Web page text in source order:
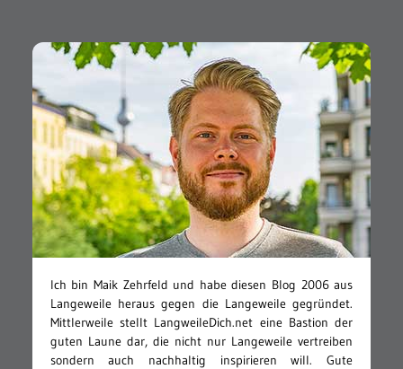
Ich bin Maik Zehrfeld und habe diesen Blog 2006 aus
Langeweile heraus gegen die Langeweile gegründet.
Mittlerweile stellt LangweileDich.net eine Bastion der
guten Laune dar, die nicht nur Langeweile vertreiben
sondern auch nachhaltig inspirieren will. Gute